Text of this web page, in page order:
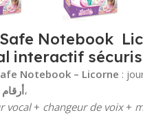
Notebook 
interactif
Notebook – Licorne
code PIN 4 أرقام،
vocal+ changeur de voix+